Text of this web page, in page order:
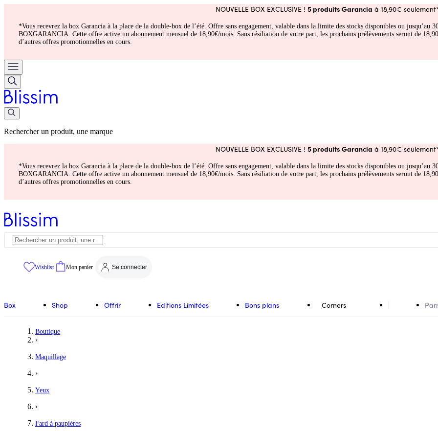
NOUVELLE BOX EXCLUSIVE ! 5 produits Garancia à 18,90€
*Vous recevrez la box Garancia à la place de la double-box de l’été. Offre sans engagement, valable dans la limite des stocks disponibles ou jusqu’au
BOXGARANCIA. Cette offre active un abonnement mensuel de 18,90€/mois. Sans résiliation de votre part, les prochains prélèvements seront de
d’autres offres promotionnelles en cours.
Rechercher un produit, une marque
NOUVELLE BOX EXCLUSIVE ! 5 produits Garancia à 18,90€
*Vous recevrez la box Garancia à la place de la double-box de l’été. Offre sans engagement, valable dans la limite des stocks disponibles ou jusqu’au
BOXGARANCIA. Cette offre active un abonnement mensuel de 18,90€/mois. Sans résiliation de votre part, les prochains prélèvements seront de
d’autres offres promotionnelles en cours.
Wishlist Mon panier Se connecter
Box Shop Offrir Editions Limitées Bons plans Corners
Boutique
›
Maquillage
›
Yeux
›
Fard à paupières